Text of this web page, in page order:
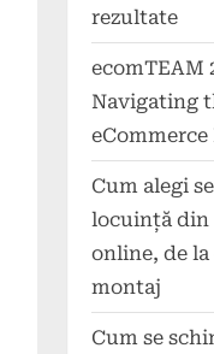
rezultate
ecomTEAM
Navigating
eCommerce
Cum alegi
locuință
online, de
montaj
Cum se